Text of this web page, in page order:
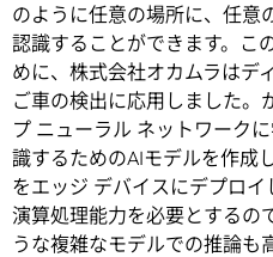
のように任意の場所に、任意
認識することができます。こ
めに、株式会社オカムラはデ
ご車の検出に応用しました。
プ ニューラル ネットワーク
識するためのAIモデルを作成
をエッジ デバイスにデプロ
演算処理能力を必要とするの
うな複雑なモデルでの推論も